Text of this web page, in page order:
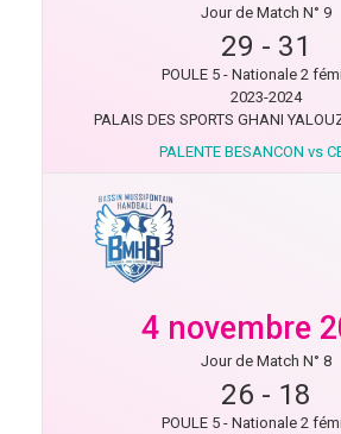
Jour de Match N° 9
29 - 31
POULE 5 - Nationale 2
2023-2024
PALAIS DES SPORTS GHANI
PALENTE BESANCON vs
4 novembre
Jour de Match N° 8
26 - 18
POULE 5 - Nationale 2